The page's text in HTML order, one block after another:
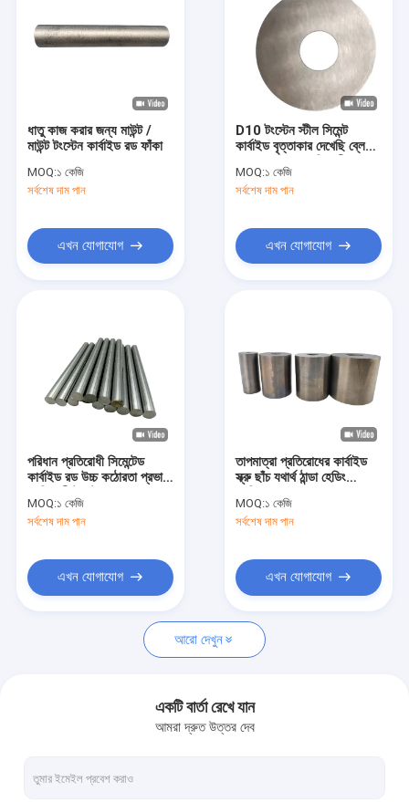
আমাদের সম্বন্ধে
কারখানা পরিদর্শন
খবর
কুল্যান্ট হোল সহ কার্বাইড রড
ধাতু কাজ করার জন্য মাউন্ট /
মাউন্ট টংস্টেন কার্বাইড রড ফাঁকা
MOQ:১ কেজি
সর্বশেষ দাম পান
এখন যোগাযোগ
D10 টংস্টেন স্টীল সিমেন্ট
কার্বাইড বৃত্তাকার দেখেছি ব্লেড
MOQ:১ কেজি
সর্বশেষ দাম পান
এখন যোগাযোগ
পরিধান প্রতিরোধী সিমেন্টেড
কার্বাইড রড উচ্চ কঠোরতা প্রভাব
MOQ:১ কেজি
সর্বশেষ দাম পান
এখন যোগাযোগ
তাপমাত্রা প্রতিরোধের কার্বাইড
স্ক্রু ছাঁচ যথার্থ ঠান্ডা হেডিং
MOQ:১ কেজি
সর্বশেষ দাম পান
এখন যোগাযোগ
আরো দেখুন
একটি বার্তা রেখে যান
আমরা দ্রুত উত্তর দেব